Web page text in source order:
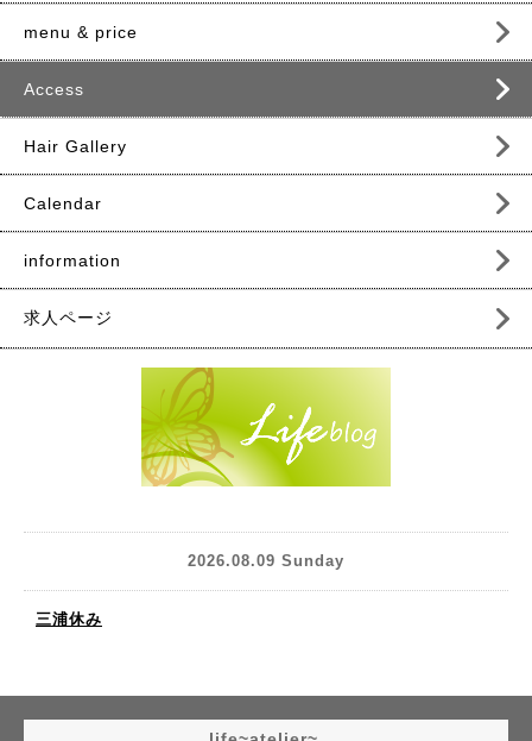
menu & price
Access
Hair Gallery
Calendar
information
求人ページ
2026.08.09 Sunday
三浦休み